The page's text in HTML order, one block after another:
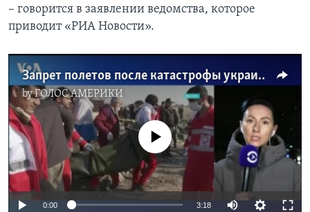
– говорится в заявлении ведомства, которое
приводит «РИА Новости».
Запрет полетов после катастрофы украинского «Боинга»
byГОЛОС АМЕРИКИ
No media source currently available
0:00 3:18